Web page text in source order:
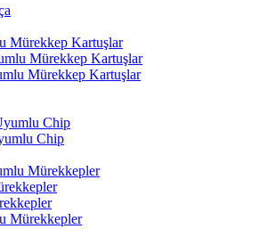
Mürekkep Kartuşlar
Mürekkep Kartuşlar
Mürekkep Kartuşlar
Chip
Chip
Mürekkepler
Mürekkepler